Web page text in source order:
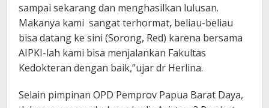
sampai sekarang dan menghasilkan lulusan.
Makanya kami sangat terhormat, beliau-beliau
bisa datang ke sini (Sorong, Red) karena bersama
AIPKI-lah kami bisa menjalankan Fakultas
Kedokteran dengan baik,”ujar dr Herlina.
Selain pimpinan OPD Pemprov Papua Barat Daya,